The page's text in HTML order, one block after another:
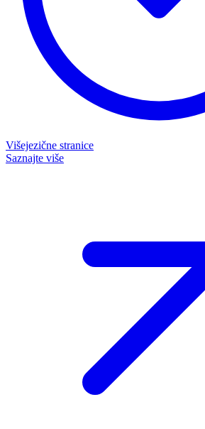
Višejezične stranice
Saznajte više